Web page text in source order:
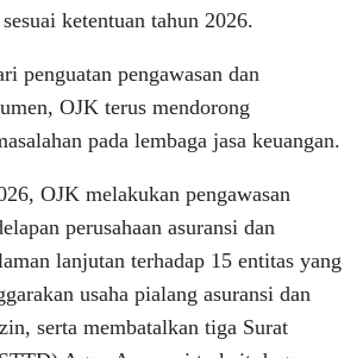
ketentuan tahun 2026.
penguatan pengawasan dan
OJK terus mendorong
pada lembaga jasa keuangan.
OJK melakukan pengawasan
perusahaan asuransi dan
lanjutan terhadap 15 entitas yang
usaha pialang asuransi dan
serta membatalkan tiga Surat